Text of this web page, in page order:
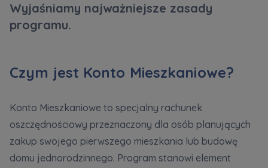
Wyjaśniamy najważniejsze zasady
programu.
Czym jest Konto Mieszkaniowe?
Konto Mieszkaniowe to specjalny rachunek
oszczędnościowy przeznaczony dla osób planujących
zakup swojego pierwszego mieszkania lub budowę
domu jednorodzinnego. Program stanowi element
Skontaktuj się z nami